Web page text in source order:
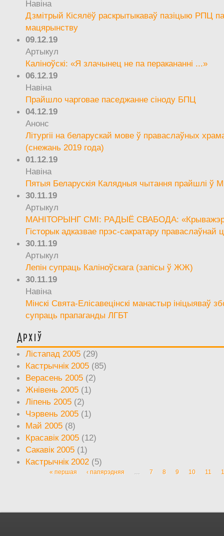
Навіна
Дзмітрый Кісялёў раскрытыкаваў пазіцыю РПЦ
мацярынству
09.12.19
Артыкул
Каліноўскі: «Я злачынец не па перакананні ...»
06.12.19
Навіна
Прайшло чарговае паседжанне сіноду БПЦ
04.12.19
Анонс
Літургіі на беларускай мове ў праваслаўных
(снежань 2019 года)
01.12.19
Навіна
Пятыя Беларускія Калядныя чытання прайшлі ў
30.11.19
Артыкул
МАНІТОРЫНГ СМІ: РАДЫЁ СВАБОДА:
Гісторык адказвае прэс-сакратару праваслаўнай
30.11.19
Артыкул
Лепін супраць Каліноўскага (запісы ў ЖЖ)
30.11.19
Навіна
Мінскі Свята-Елісавецінскі манастыр ініцыяваў
супраць прапаганды ЛГБТ
Архіў
Лістапад 2005 (29)
Кастрычнік 2005 (85)
Верасень 2005 (2)
Жнівень 2005 (1)
Ліпень 2005 (2)
Чэрвень 2005 (1)
Май 2005 (8)
Красавік 2005 (12)
Сакавік 2005 (1)
Кастрычнік 2002 (5)
Старонкі
« першая ‹ папярэдняя … 7 8 9 10 11